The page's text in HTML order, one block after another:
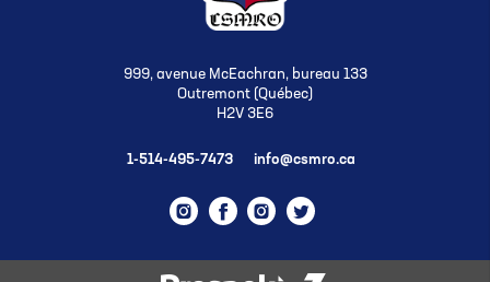
999, avenue McEachran, bureau 133
Outremont (Québec)
H2V 3E6
1-514-495-7473 info@csmro.ca
Instagram
Facebook
Instagram
Twitter